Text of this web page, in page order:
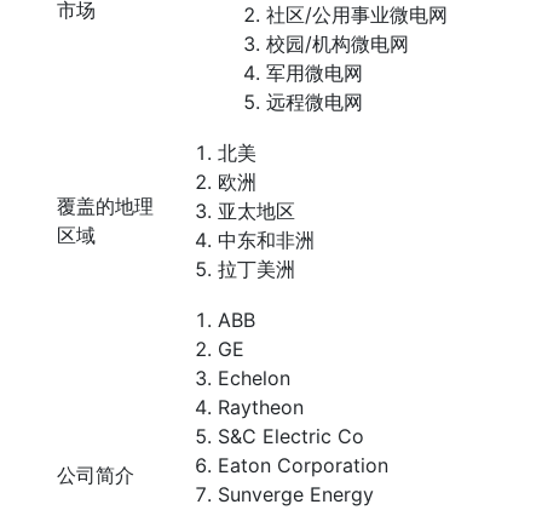
市场
社区/公用事业微电网
校园/机构微电网
军用微电网
远程微电网
覆盖的地理
区域
北美
欧洲
亚太地区
中东和非洲
拉丁美洲
公司简介
ABB
GE
Echelon
Raytheon
S&C Electric Co
Eaton Corporation
Sunverge Energy